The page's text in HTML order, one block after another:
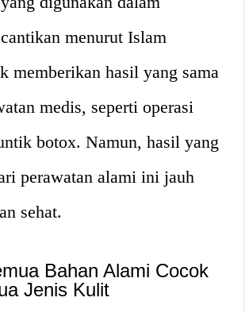
menurut Islam
memberikan hasil yang sama
medis, seperti operasi
botox. Namun, hasil yang
perawatan alami ini jauh
sehat.
Bahan Alami Cocok
Jenis Kulit